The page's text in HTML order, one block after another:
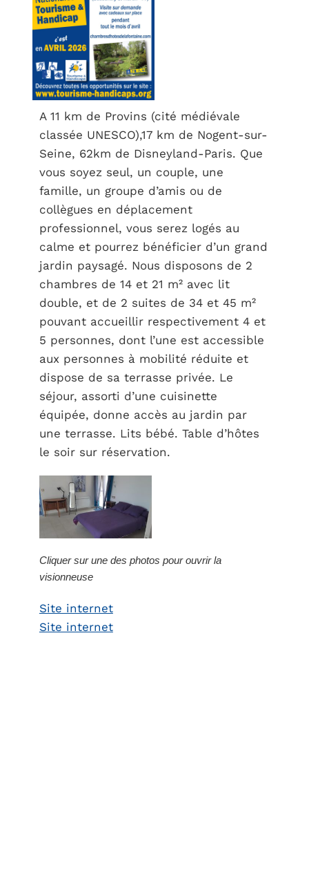
A 11 km de Provins (cité médiévale
classée UNESCO),17 km de Nogent-sur-
Seine, 62km de Disneyland-Paris. Que
vous soyez seul, un couple, une
famille, un groupe d’amis ou de
collègues en déplacement
professionnel, vous serez logés au
calme et pourrez bénéficier d’un grand
jardin paysagé. Nous disposons de 2
chambres de 14 et 21 m² avec lit
double, et de 2 suites de 34 et 45 m²
pouvant accueillir respectivement 4 et
5 personnes, dont l’une est accessible
aux personnes à mobilité réduite et
dispose de sa terrasse privée. Le
séjour, assorti d’une cuisinette
équipée, donne accès au jardin par
une terrasse. Lits bébé. Table d’hôtes
le soir sur réservation.
Cliquer sur une des photos pour ouvrir la
visionneuse
Site internet
Site internet